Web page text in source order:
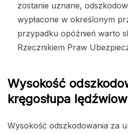
zostanie uznane,
wypłacone w określonym
przypadku opóźnień warto
Rzecznikiem Praw
Wysokość
kręgosłupa
Wysokość odszkodowania za